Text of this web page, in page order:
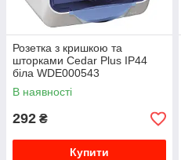
Розетка з кришкою та
шторками Cedar Plus IP44
біла WDE000543
В наявності
292 ₴
Купити